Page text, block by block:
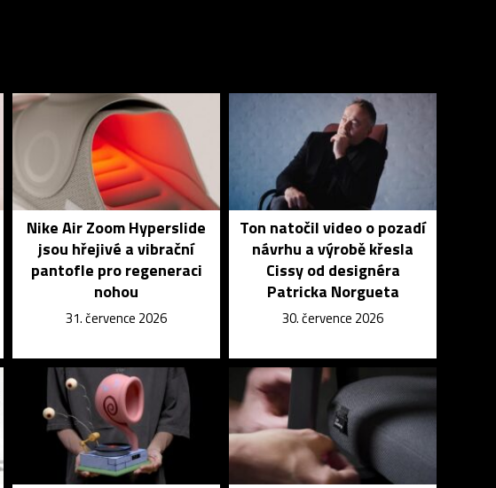
Nike Air Zoom Hyperslide
jsou hřejivé a vibrační
pantofle pro regeneraci
nohou
31. července 2026
Ton natočil video o pozadí
návrhu a výrobě křesla
Cissy od designéra
Patricka Norgueta
30. července 2026